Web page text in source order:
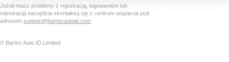
Jeżeli masz problemy z rejestracją, logowaniem lub
rejestracją narzędzia skontaktuj się z centrum wsparcia pod
adresem support@bartecautoid.com
© Bartec Auto ID Limited